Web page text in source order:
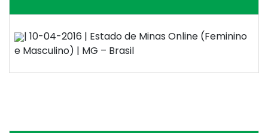
| 10-04-2016 | Estado de Minas Online (Feminino
e Masculino) | MG – Brasil